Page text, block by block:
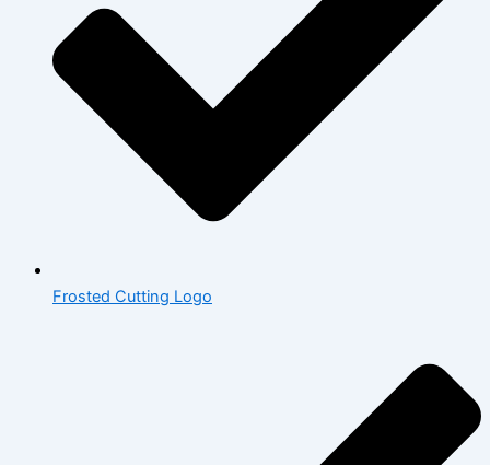
Frosted Cutting Logo